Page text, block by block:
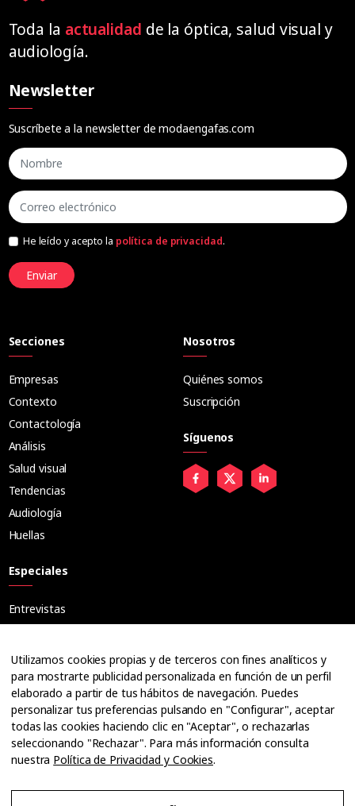
Toda la actualidad de la óptica, salud visual y
audiología.
Newsletter
Suscríbete a la newsletter de modaengafas.com
He leído y acepto la política de privacidad.
Enviar
Secciones
Empresas
Contexto
Contactología
Análisis
Salud visual
Tendencias
Audiología
Huellas
Especiales
Entrevistas
Ópticos
Cuadernos
Guías
Dossier
Anuarios
Ofertas de empleo
Nosotros
Quiénes somos
Suscripción
Síguenos
Utilizamos cookies propias y de terceros con fines analíticos y
para mostrarte publicidad personalizada en función de un perfil
elaborado a partir de tus hábitos de navegación. Puedes
personalizar tus preferencias pulsando en "Configurar", aceptar
todas las cookies haciendo clic en "Aceptar", o rechazarlas
seleccionando "Rechazar". Para más información consulta
nuestra Política de Privacidad y Cookies.